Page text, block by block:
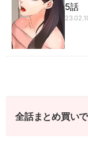
5話
全話まとめ買いで